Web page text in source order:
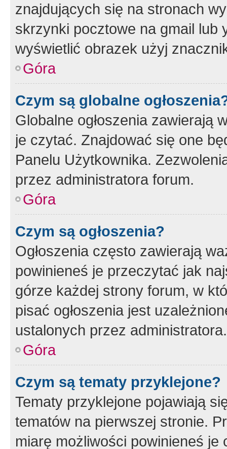
znajdujących się na stronach
skrzynki pocztowe na gmail lub
wyświetlić obrazek użyj
Góra
Czym są globalne
Globalne ogłoszenia zawierają
je czytać. Znajdować się one
Panelu Użytkownika.
przez administratora forum.
Góra
Czym są ogłoszenia?
Ogłoszenia często zawierają
powinieneś je przeczytać jak
górze każdej strony forum, w
pisać ogłoszenia jest
ustalonych przez administratora.
Góra
Czym są tematy przyklejone?
Tematy przyklejone pojawiają
tematów na pierwszej stronie.
miarę możliwości powinieneś je